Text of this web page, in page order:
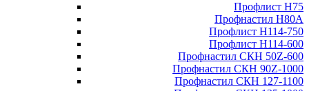
Профлист Н75
Профнастил Н80А
Профлист Н114-750
Профлист Н114-600
Профнастил СКН 50Z-600
Профнастил СКН 90Z-1000
Профнастил СКН 127-1100